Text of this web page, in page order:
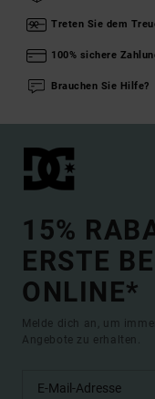
Treten Sie dem
100% sichere
Brauchen Sie Hilfe?
15%
ERSTE
ONLINE*
Melde dich an, um
Angebote zu erhalten.